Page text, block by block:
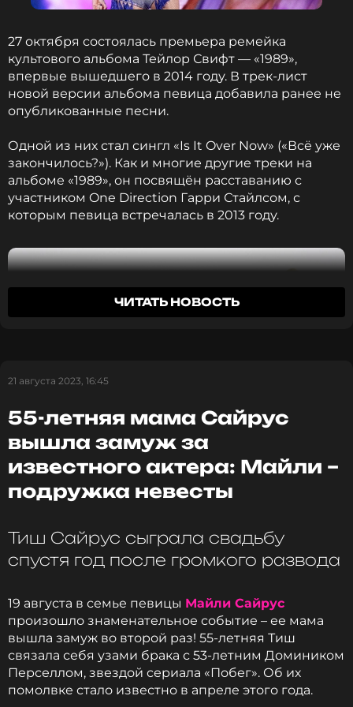
ССЫЛКА
27 октября состоялась премьера ремейка
культового альбома Тейлор Свифт — «1989»,
впервые вышедшего в 2014 году. В трек-лист
новой версии альбома певица добавила ранее не
опубликованные песни.
Одной из них стал сингл «Is It Over Now» («Всё уже
закончилось?»). Как и многие другие треки на
альбоме «1989», он посвящён расставанию с
участником One Direction Гарри Стайлсом, с
которым певица встречалась в 2013 году.
В тексте «Is It Over Now?» Свифт явно намекает на
измену Сталйса. Её лирическая героиня называет
своего адресата предателем и даже угрожает тем,
что готова спрыгнуть с высоты. В финале трека
она понимает, что её возлюбленного уже не
ЧИТАТЬ НОВОСТЬ
21 августа 2023, 16:45
55-летняя мама Сайрус
вышла замуж за
известного актера: Майли –
подружка невесты
Тиш Сайрус сыграла свадьбу
спустя год после громкого развода
19 августа в семье певицы Майли Сайрус
произошло знаменательное событие – ее мама
вышла замуж во второй раз! 55-летняя Тиш
связала себя узами брака с 53-летним Домиником
Перселлом, звездой сериала «Побег». Об их
помолвке стало известно в апреле этого года.